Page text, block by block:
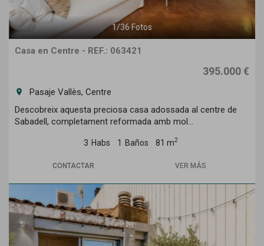
1/36 Fotos
Casa en Centre - REF.: 063421
395.000 €
room
Pasaje Vallès, Centre
Descobreix aquesta preciosa casa adossada al centre de
Sabadell, completament reformada amb mol...
3 Habs 1 Baños 81 m2
CONTACTAR VER MÁS
Previous Next